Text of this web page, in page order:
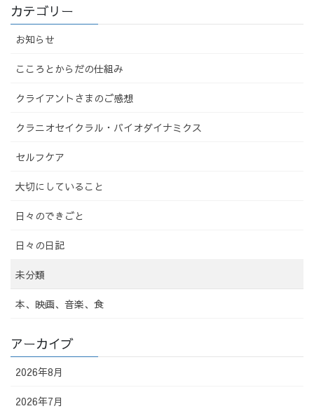
カテゴリー
お知らせ
こころとからだの仕組み
クライアントさまのご感想
クラニオセイクラル・バイオダイナミクス
セルフケア
大切にしていること
日々のできごと
日々の日記
未分類
本、映画、音楽、食
アーカイブ
2026年8月
2026年7月